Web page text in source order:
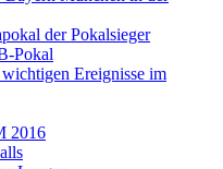
der Pokalsieger
Pokal
Ereignisse im
2016